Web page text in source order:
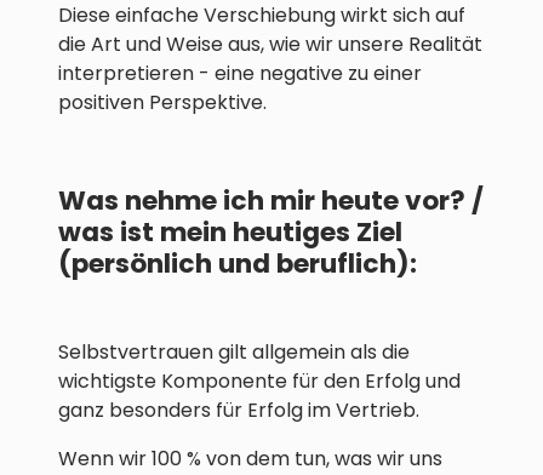
Diese einfache Verschiebung wirkt sich auf
die Art und Weise aus, wie wir unsere Realität
interpretieren - eine negative zu einer
positiven Perspektive.
Was nehme ich mir heute vor? /
was ist mein heutiges Ziel
(persönlich und beruflich):
Selbstvertrauen gilt allgemein als die
wichtigste Komponente für den Erfolg und
ganz besonders für Erfolg im Vertrieb.
Wenn wir 100 % von dem tun, was wir uns